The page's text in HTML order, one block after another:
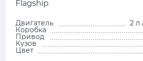
Flagship
Двигатель 2 л
Коробка
Привод
Кузов
Цвет